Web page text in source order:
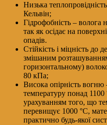
Низька
Кельвін;
Гідрофобність – волога
так як осідає на
опадів.
Стійкість і міцність до
змішаним
горизонтальному)
80 кПа;
Висока опірність вогню
температуру понад 1100
урахуванням того, що
перевищує 1000 °С,
практично будь-якої